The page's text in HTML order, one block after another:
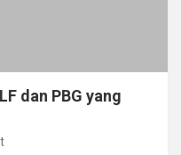
dan PBG yang